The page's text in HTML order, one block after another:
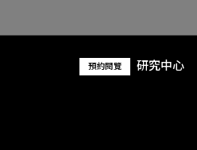
預約閱覽 研究中心